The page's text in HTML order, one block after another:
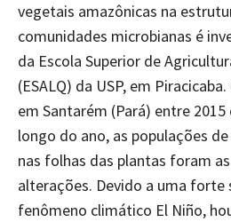
vegetais amazônicas na
comunidades microbianas é
da Escola Superior de
(ESALQ) da USP, em
em Santarém (Pará) entre 2015
longo do ano, as populações
nas folhas das plantas foram
alterações. Devido a uma forte
fenômeno climático El Niño,